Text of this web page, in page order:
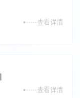
查看详情
查看详情